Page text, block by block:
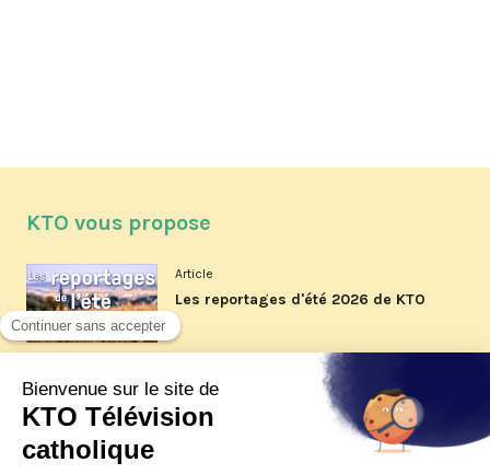
KTO vous propose
Article
Les reportages d'été 2026 de KTO
La visite pastorale du pape Léon
XIV à Assise à suivre sur KTO le
jeudi 6 août